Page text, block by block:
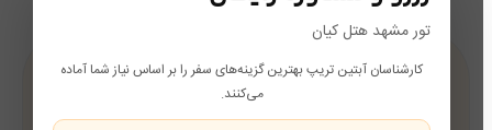
تور مشهد هتل کیان
کارشناسان آبتین تریپ بهترین گزینه‌های سفر را بر اساس نیاز شما آماده
می‌کنند.
پشتیبانی در طول سفر
همراه شما از رزرو تا بازگشت